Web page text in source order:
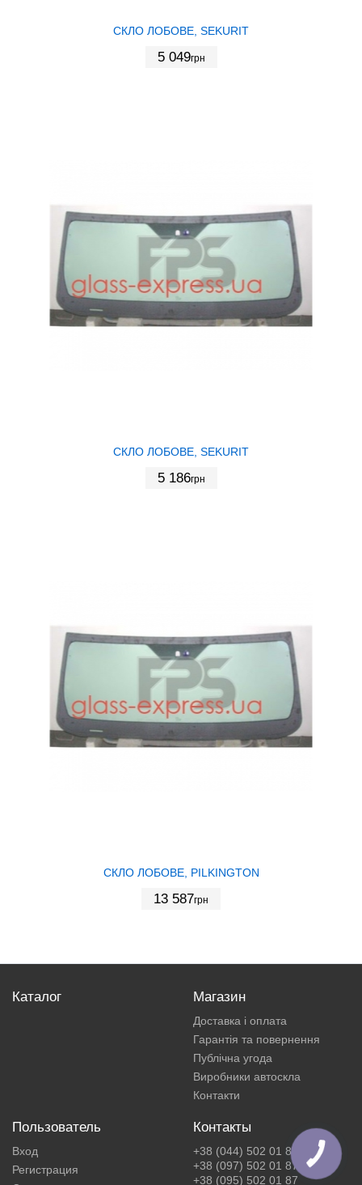
СКЛО ЛОБОВЕ, SEKURIT
5 049грн
СКЛО ЛОБОВЕ, SEKURIT
5 186грн
СКЛО ЛОБОВЕ, PILKINGTON
13 587грн
Каталог Магазин
Доставка і оплата
Гарантія та повернення
Публічна угода
Виробники автоскла
Контакти
Пользователь
Вход
Регистрация
Контакты
+38 (044) 502 01 87
+38 (097) 502 01 87
+38 (095) 502 01 87